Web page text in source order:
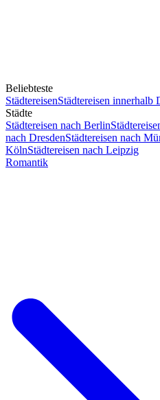
Beliebteste
StädtereisenStädtereisen innerhalb
Städte
Städtereisen nach Berlin
nach DresdenStädtereisen nach
KölnStädtereisen nach Leipzig
Romantik